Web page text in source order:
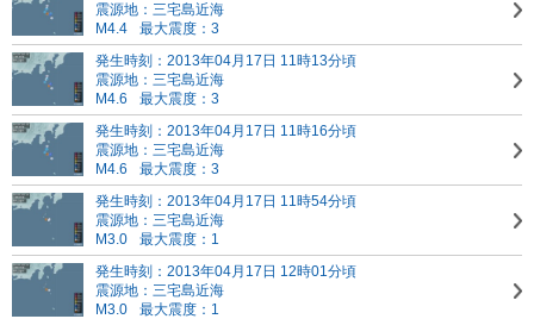
震源地：三宅島近海
M4.4
最大震度：3
発生時刻：2013年04月17日 11時13分頃
震源地：三宅島近海
M4.6
最大震度：3
発生時刻：2013年04月17日 11時16分頃
震源地：三宅島近海
M4.6
最大震度：3
発生時刻：2013年04月17日 11時54分頃
震源地：三宅島近海
M3.0
最大震度：1
発生時刻：2013年04月17日 12時01分頃
震源地：三宅島近海
M3.0
最大震度：1